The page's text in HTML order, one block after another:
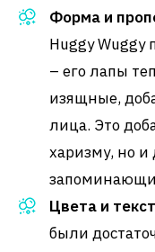
Форма и
Huggy
– его лапы
изящные,
лица. Это
харизму, но и
Цвета и
были